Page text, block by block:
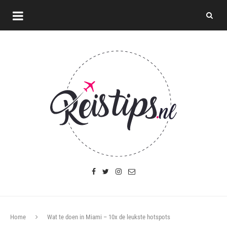
Home Wat te doen in Miami – 10x de leukste hotspots